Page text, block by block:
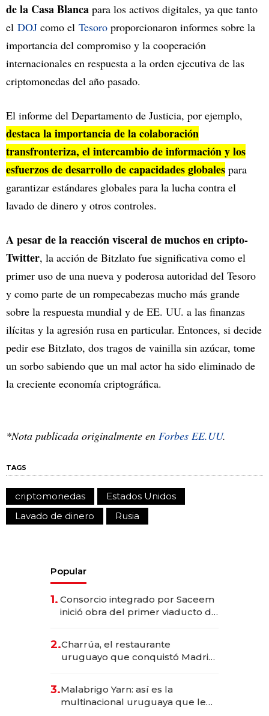
de la Casa Blanca para los activos digitales, ya que tanto
el DOJ como el Tesoro proporcionaron informes sobre la
importancia del compromiso y la cooperación
internacionales en respuesta a la orden ejecutiva de las
criptomonedas del año pasado.
El informe del Departamento de Justicia, por ejemplo,
destaca la importancia de la colaboración
transfronteriza, el intercambio de información y los
esfuerzos de desarrollo de capacidades globales para
garantizar estándares globales para la lucha contra el
lavado de dinero y otros controles.
A pesar de la reacción visceral de muchos en cripto-
Twitter, la acción de Bitzlato fue significativa como el
primer uso de una nueva y poderosa autoridad del Tesoro
y como parte de un rompecabezas mucho más grande
sobre la respuesta mundial y de EE. UU. a las finanzas
ilícitas y la agresión rusa en particular. Entonces, si decide
pedir ese Bitzlato, dos tragos de vainilla sin azúcar, tome
un sorbo sabiendo que un mal actor ha sido eliminado de
la creciente economía criptográfica.
*Nota publicada originalmente en Forbes EE.UU.
TAGS
criptomonedas
Estados Unidos
Lavado de dinero
Rusia
Popular
1. Consorcio integrado por Saceem
inició obra del primer viaducto de
millones
2.Charrúa, el restaurante
uruguayo que conquistó Madrid:
anticipación y prepara apertura
3.Malabrigo Yarn: así es la
multinacional uruguaya que le